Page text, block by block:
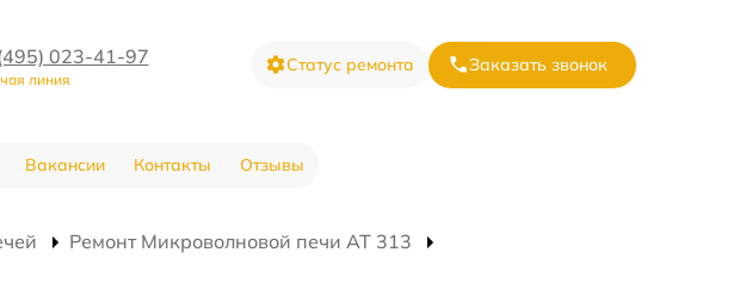
023-41-97
линия
Статус ремонта Заказать звонок
Вакансии Контакты Отзывы
Ремонт Микроволновой печи AT 313